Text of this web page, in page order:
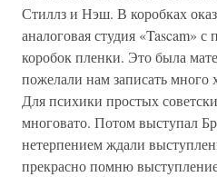
Стиллз и Нэш. В коробках
аналоговая студия «Tascam» с
коробок пленки. Это была
пожелали нам записать много
Для психики простых
многовато. Потом выступал
нетерпением ждали
прекрасно помню